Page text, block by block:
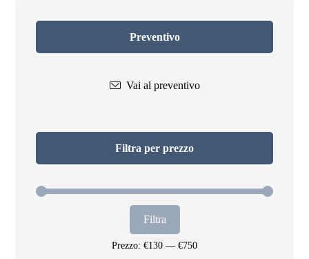
Preventivo
Vai al preventivo
Filtra per prezzo
Filtra
Prezzo: €130 — €750